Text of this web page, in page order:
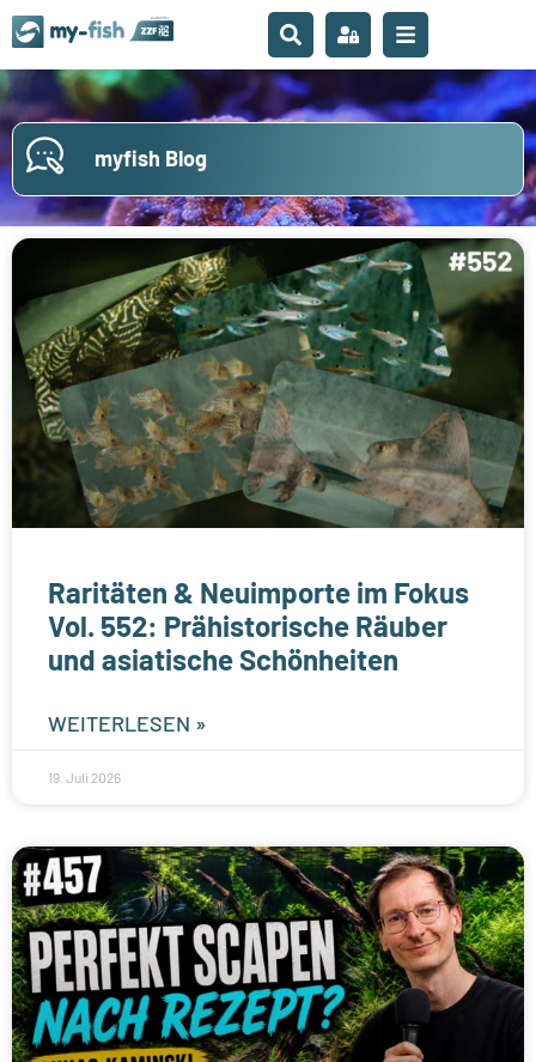
myfish Blog
Raritäten & Neuimporte im Fokus
Vol. 552: Prähistorische Räuber
und asiatische Schönheiten
WEITERLESEN »
19. Juli 2026